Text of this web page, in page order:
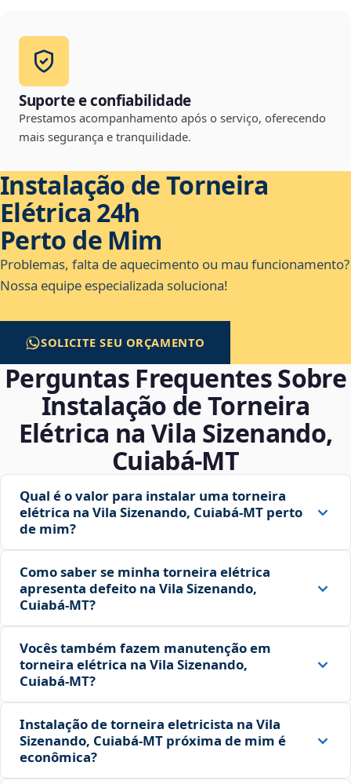
Suporte e confiabilidade
Prestamos acompanhamento após o serviço, oferecendo
mais segurança e tranquilidade.
Instalação de Torneira
Elétrica 24h
Perto de Mim
Problemas, falta de aquecimento ou mau funcionamento?
Nossa equipe especializada soluciona!
SOLICITE SEU ORÇAMENTO
Perguntas Frequentes Sobre
Instalação de Torneira
Elétrica na Vila Sizenando,
Cuiabá‑MT
Qual é o valor para instalar uma torneira
elétrica na Vila Sizenando, Cuiabá‑MT perto
de mim?
Como saber se minha torneira elétrica
apresenta defeito na Vila Sizenando,
Cuiabá‑MT?
Vocês também fazem manutenção em
torneira elétrica na Vila Sizenando,
Cuiabá‑MT?
Instalação de torneira eletricista na Vila
Sizenando, Cuiabá‑MT próxima de mim é
econômica?